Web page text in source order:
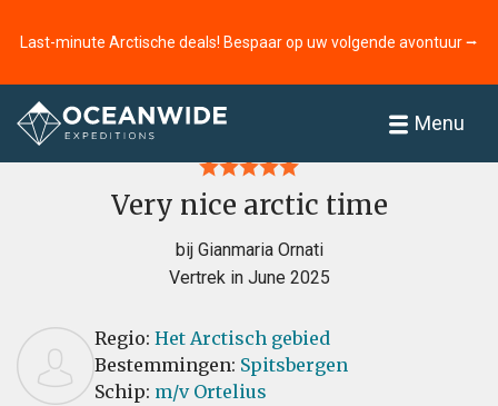
Last-minute Arctische deals! Bespaar op uw volgende avontuur ⭢
Menu
Home
Very nice arctic time
bij Gianmaria Ornati
Vertrek in June 2025
Regio: Het Arctisch gebied
Bestemmingen: Spitsbergen
Schip: m/v Ortelius